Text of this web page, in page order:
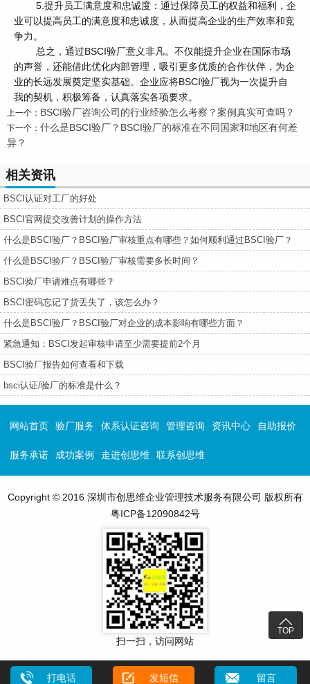
5.提升员工满意度和忠诚度：通过保障员工的权益和福利，企
业可以提高员工的满意度和忠诚度，从而提高企业的生产效率和竞
争力。
总之，通过BSCI验厂意义非凡。不仅能提升企业在国际市场
的声誉，还能借此优化内部管理，吸引更多优质的合作伙伴，为企
业的长远发展奠定坚实基础。企业应将BSCI验厂视为一次提升自
我的契机，积极筹备，认真落实各项要求。
上一个： BSCI验厂咨询公司的行业经验怎么考察？案例真实可查吗？
下一个： 什么是BSCI验厂？BSCI验厂的标准在不同国家和地区有何差
异？
相关资讯
BSCI认证对工厂的好处
BSCI官网提交改善计划的操作方法
什么是BSCI验厂？BSCI验厂审核重点有哪些？如何顺利通过BSCI验厂？
什么是BSCI验厂？BSCI验厂审核需要多长时间？
BSCI验厂申请难点有哪些？
BSCI密码忘记了货丢失了，该怎么办？
什么是BSCI验厂？BSCI验厂对企业的成本影响有哪些方面？
紧急通知：BSCI发起审核申请至少需要提前2个月
BSCI验厂报告如何查看和下载
bsci认证/验厂的标准是什么？

TOP
网站首页 验厂服务 体系认证咨询 管理咨询 资讯中心 自助报价
服务承诺 成功案例 走进创思维 联系创思维
Copyright © 2016 深圳市创思维企业管理技术服务有限公司 版权所有
粤ICP备12090842号
扫一扫，访问网站
打电话 发短信 留言